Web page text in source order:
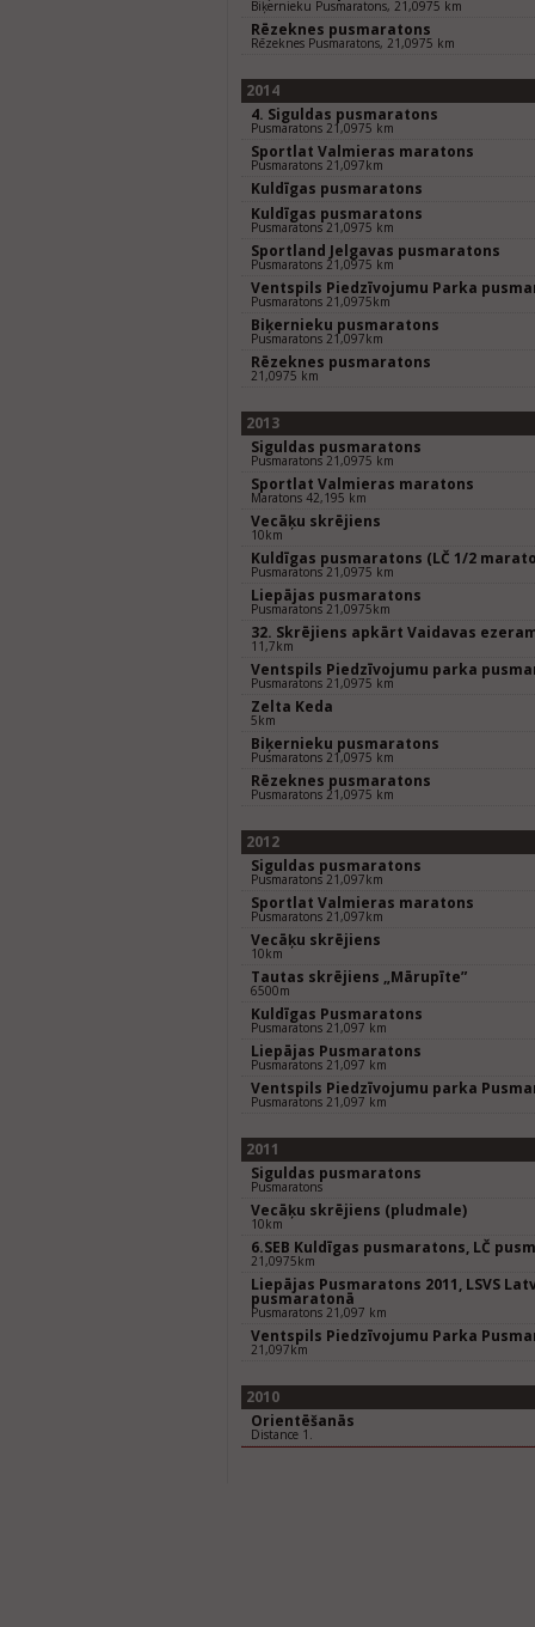
Biķernieku Pusmaratons, 21,0975 km
Rēzeknes pusmaratons
Rēzeknes Pusmaratons, 21,0975 km
2014
4. Siguldas pusmaratons
Pusmaratons 21,0975 km
Sportlat Valmieras maratons
Pusmaratons 21,097km
Kuldīgas pusmaratons
Kuldīgas pusmaratons
Pusmaratons 21,0975 km
Sportland Jelgavas pusmaratons
Pusmaratons 21,0975 km
Ventspils Piedzīvojumu Parka
Pusmaratons 21,0975km
Biķernieku pusmaratons
Pusmaratons 21,097km
Rēzeknes pusmaratons
21,0975 km
2013
Siguldas pusmaratons
Pusmaratons 21,0975 km
Sportlat Valmieras maratons
Maratons 42,195 km
Vecāķu skrējiens
10km
Kuldīgas pusmaratons (LČ 1/2
Pusmaratons 21,0975 km
Liepājas pusmaratons
Pusmaratons 21,0975km
32. Skrējiens apkārt Vaidavas
11,7km
Ventspils Piedzīvojumu parka
Pusmaratons 21,0975 km
Zelta Keda
5km
Biķernieku pusmaratons
Pusmaratons 21,0975 km
Rēzeknes pusmaratons
Pusmaratons 21,0975 km
2012
Siguldas pusmaratons
Pusmaratons 21,097km
Sportlat Valmieras maratons
Pusmaratons 21,097km
Vecāķu skrējiens
10km
Tautas skrējiens „Mārupīte”
6500m
Kuldīgas Pusmaratons
Pusmaratons 21,097 km
Liepājas Pusmaratons
Pusmaratons 21,097 km
Ventspils Piedzīvojumu parka
Pusmaratons 21,097 km
2011
Siguldas pusmaratons
Pusmaratons
Vecāķu skrējiens (pludmale)
10km
6.SEB Kuldīgas pusmaratons, LČ
21,0975km
Liepājas Pusmaratons 2011, LSVS
pusmaratonā
Pusmaratons 21,097 km
Ventspils Piedzīvojumu Parka
21,097km
2010
Orientēšanās
Distance 1.